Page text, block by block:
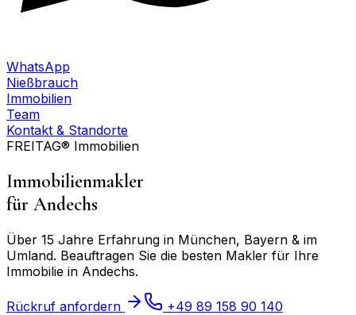
WhatsApp
Nießbrauch
Immobilien
Team
Kontakt & Standorte
FREITAG® Immobilien
Immobilienmakler
für Andechs
Über 15 Jahre Erfahrung in München, Bayern & im
Umland. Beauftragen Sie die besten Makler für Ihre
Immobilie in Andechs.
Rückruf anfordern
+49 89 158 90 140